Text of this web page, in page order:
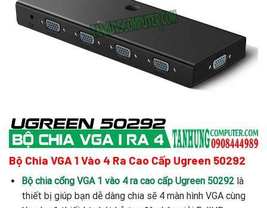
Bộ Chia VGA 1 Vào 4 Ra Cao Cấp Ugreen 50292
Bộ chia cổng VGA 1 vào 4 ra cao cấp Ugreen 50292là
thiết bị giúp bạn dễ dàng chia sẽ 4 màn hình VGA cùng